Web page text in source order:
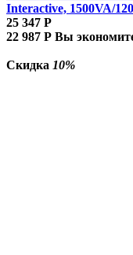
Interactive, 1500VA/
25 347 Р
22 987 Р Вы
Скидка 10%